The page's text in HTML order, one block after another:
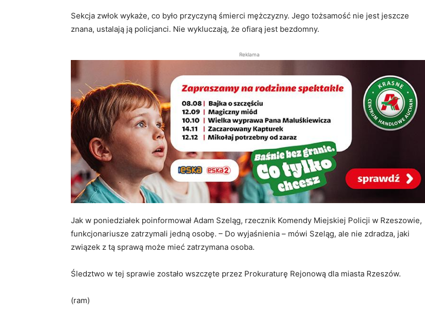
Sekcja zwłok wykaże, co było przyczyną śmierci mężczyzny. Jego tożsamość nie jest jeszcze
znana, ustalają ją policjanci. Nie wykluczają, że ofiarą jest bezdomny.
Reklama
Jak w poniedziałek poinformował Adam Szeląg, rzecznik Komendy Miejskiej Policji w Rzeszowie,
funkcjonariusze zatrzymali jedną osobę. – Do wyjaśnienia – mówi Szeląg, ale nie zdradza, jaki
związek z tą sprawą może mieć zatrzymana osoba.
Śledztwo w tej sprawie zostało wszczęte przez Prokuraturę Rejonową dla miasta Rzeszów.
(ram)